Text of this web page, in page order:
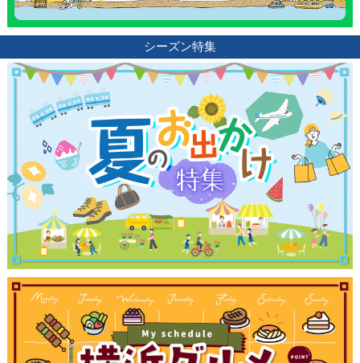
シーズン特集